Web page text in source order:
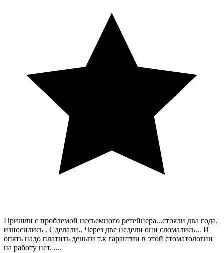
Пришли с проблемой несъемного ретейнера...стояли два года,
износились . Сделали.. Через две недели они сломались... И
опять надо платить деньги т.к гарантии в этой стоматологии
на работу нет. ....